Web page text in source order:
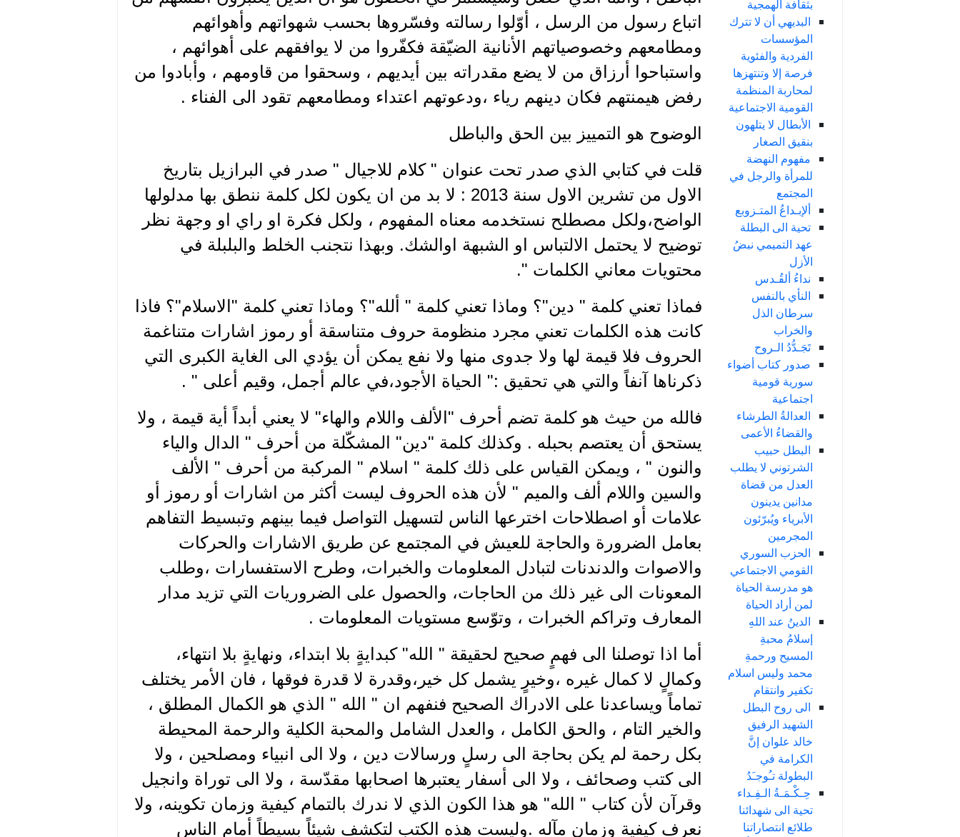
بثقافة الهمجية
البديهي أن لا تترك
المؤسسات
الفردية والفئوية
فرصة إلا وتنتهزها
لمحاربة المنظمة
القومية الاجتماعية
الأبطال لا يتلهون
بنقيق الصغار
مفهوم النهضة
للمرأة والرجل في
المجتمع
ألإبـداعُ المتـزوبع
تحية الى البطلة
عهد التميمي نبضُ
الأزل
نداءُ ألقُـدس
النأي بالنفس
سرطان الذل
والخراب
تَجَـدُّدُ الـروح
صدور كتاب أضواء
سورية قومية
اجتماعية
العدالةُ الطرشاء
والقضاءُ الأعمى
البطل حبيب
الشرتوني لا يطلب
العدل من قضاة
مدانين يدينون
الأبرياء ويُبرّئون
المجرمين
الحزب السوري
القومي الاجتماعي
هو مدرسة الحياة
لمن أراد الحياة
الدينُ عند اللهِ
إسلامُ محبةِ
المسيح ورحمةِ
محمد وليس اسلام
تكفير وانتقام
الى روح البطل
الشهيد الرفيق
خالد علوان إنَّ
الكرامة في
البطولة تـُوجـَدُ
حِـكْـمَـةُ الـفِـداء
تحية الى شهدائنا
طلائع انتصاراتنا
اتباع رسول من الرسل ، أوّلوا رسالته وفسّروها بحسب شهواتهم وأهوائهم
ومطامعهم وخصوصياتهم الأنانية الضيّقة فكفّروا من لا يوافقهم على أهوائهم ،
واستباحوا أرزاق من لا يضع مقدراته بين أيديهم ، وسحقوا من قاومهم ، وأبادوا من
رفض هيمنتهم فكان دينهم رياء ،ودعوتهم اعتداء ومطامعهم تقود الى الفناء .
الوضوح هو التمييز بين الحق والباطل
قلت في كتابي الذي صدر تحت عنوان " كلام للاجيال " صدر في البرازيل بتاريخ
الاول من تشرين الاول سنة 2013 : لا بد من ان يكون لكل كلمة ننطق بها مدلولها
الواضح،ولكل مصطلح نستخدمه معناه المفهوم ، ولكل فكرة او راي او وجهة نظر
توضيح لا يحتمل الالتباس او الشبهة اوالشك. وبهذا نتجنب الخلط والبلبلة في
محتويات معاني الكلمات ".
فماذا تعني كلمة " دين"؟ وماذا تعني كلمة " ألله"؟ وماذا تعني كلمة "الاسلام"؟ فاذا
كانت هذه الكلمات تعني مجرد منظومة حروف متناسقة أو رموز اشارات متناغمة
الحروف فلا قيمة لها ولا جدوى منها ولا نفع يمكن أن يؤدي الى الغاية الكبرى التي
ذكرناها آنفاً والتي هي تحقيق :" الحياة الأجود،في عالم أجمل، وقيم أعلى " .
فالله من حيث هو كلمة تضم أحرف "الألف واللام والهاء" لا يعني أبداً أية قيمة ، ولا
يستحق أن يعتصم بحبله . وكذلك كلمة "دين" المشكّلة من أحرف " الدال والياء
والنون " ، ويمكن القياس على ذلك كلمة " اسلام " المركبة من أحرف " الألف
والسين واللام ألف والميم " لأن هذه الحروف ليست أكثر من اشارات أو رموز أو
علامات أو اصطلاحات اخترعها الناس لتسهيل التواصل فيما بينهم وتبسيط التفاهم
بعامل الضرورة والحاجة للعيش في المجتمع عن طريق الاشارات والحركات
والاصوات والدندنات لتبادل المعلومات والخبرات، وطرح الاستفسارات ،وطلب
المعونات الى غير ذلك من الحاجات، والحصول على الضروريات التي تزيد مدار
المعارف وتراكم الخبرات ، وتوّسع مستويات المعلومات .
أما اذا توصلنا الى فهمٍ صحيح لحقيقة " الله" كبدايةٍ بلا ابتداء، ونهايةٍ بلا انتهاء،
وكمالٍ لا كمال غيره ،وخيرٍ يشمل كل خير،وقدرة لا قدرة فوقها ، فان الأمر يختلف
تماماً ويساعدنا على الادراك الصحيح فنفهم ان " الله " الذي هو الكمال المطلق ،
والخير التام ، والحق الكامل ، والعدل الشامل والمحبة الكلية والرحمة المحيطة
بكل رحمة لم يكن بحاجة الى رسلٍ ورسالات دين ، ولا الى انبياء ومصلحين ، ولا
الى كتب وصحائف ، ولا الى أسفار يعتبرها اصحابها مقدّسة ، ولا الى توراة وانجيل
وقرآن لأن كتاب " الله" هو هذا الكون الذي لا ندرك بالتمام كيفية وزمان تكوينه، ولا
نعرف كيفية وزمان مآله .وليست هذه الكتب لتكشف شيئاً بسيطاً أمام الناس